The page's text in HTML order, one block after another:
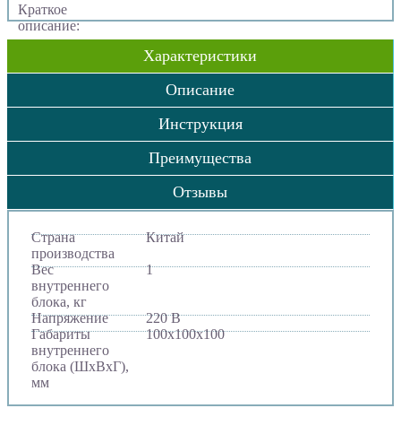
Краткое
описание:
Характеристики
Описание
Инструкция
Преимущества
Отзывы
Страна
производства
Китай
Вес
внутреннего
блока, кг
1
Напряжение
220 В
Габариты
внутреннего
блока (ШхВхГ),
мм
100х100х100